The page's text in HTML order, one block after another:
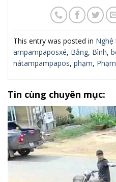
This entry was posted in Nghệ
ampampaposxé, Bằng, Bình,
nátampampapos, phạm,
Tin cùng chuyên mục: